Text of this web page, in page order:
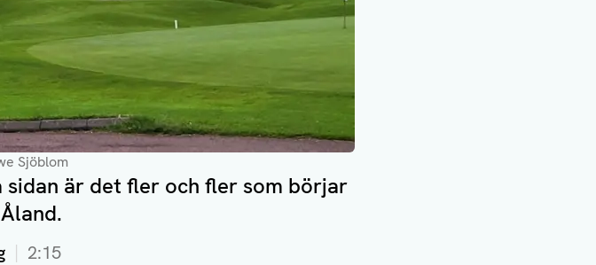
Sjöblom
sidan är det fler och fler som börjar
2:15